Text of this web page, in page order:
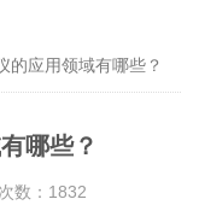
的应用领域有哪些？
哪些？
数：1832